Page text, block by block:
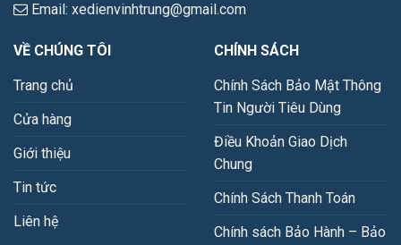
Email: xedienvinhtrung@gmail.com
VỀ CHÚNG TÔI
Trang chủ
Cửa hàng
Giới thiệu
Tin tức
Liên hệ
CHÍNH SÁCH
Chính Sách Bảo Mật Thông
Tin Người Tiêu Dùng
Điều Khoản Giao Dịch
Chung
Chính Sách Thanh Toán
Chính sách Bảo Hành – Bảo